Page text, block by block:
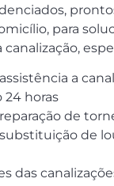
para
canalização,
a
horas
de
de
das